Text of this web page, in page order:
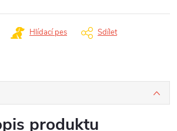
Hlídací pes Sdílet
produktu